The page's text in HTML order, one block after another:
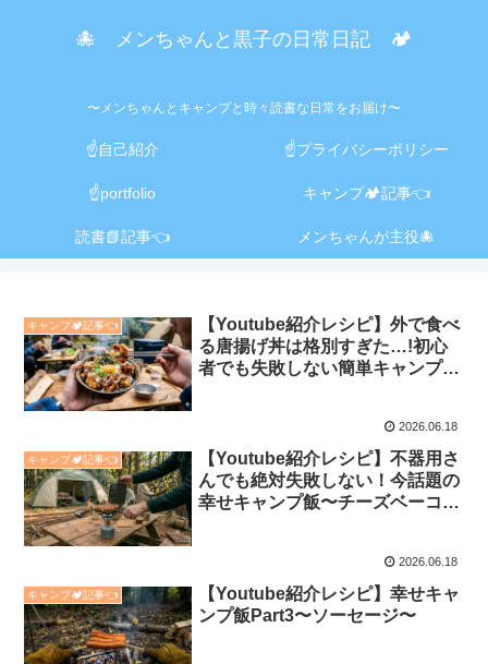
🐙 メンちゃんと黒子の日常日記 🏕️
〜メンちゃんとキャンプと時々読書な日常をお届け〜
☝️自己紹介 ☝️プライバシーポリシー
☝️portfolio キャンプ🏕️記事👈
読書📗記事👈 メンちゃんが主役🐙
キャンプ🏕️記事👈
【Youtube紹介レシピ】外で食べ
る唐揚げ丼は格別すぎた…!初心
者でも失敗しない簡単キャンプ飯
2026.06.18
キャンプ🏕️記事👈
【Youtube紹介レシピ】不器用さ
んでも絶対失敗しない！今話題の
幸せキャンプ飯〜チーズベーコン
2026.06.18
キャンプ🏕️記事👈
【Youtube紹介レシピ】幸せキャ
ンプ飯Part3〜ソーセージ〜